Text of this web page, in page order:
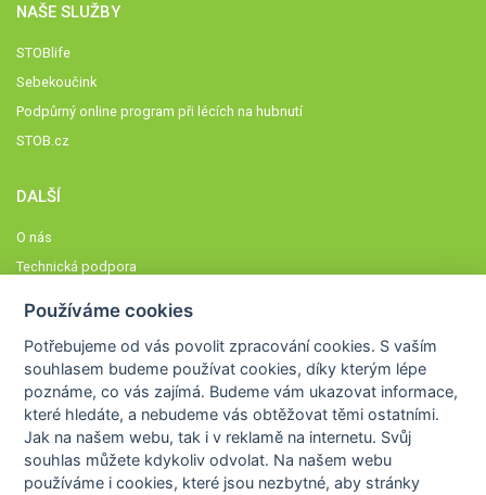
NAŠE SLUŽBY
STOBlife
Sebekoučink
Podpůrný online program při lécích na hubnutí
STOB.cz
DALŠÍ
O nás
Technická podpora
Členové STOBklubu
Zásady nakládání s osobními údaji
Otestujte se
Spočítejte si
Výzva 52
Používáme cookies
Potřebujeme od vás povolit zpracování cookies. S vaším
souhlasem budeme používat cookies, díky kterým lépe
poznáme,co vás zajímá. Budeme vám ukazovat informace,
které hledáte, a nebudeme vás obtěžovat těmi ostatními.
Jak na našem webu, tak i v reklamě na internetu. Svůj
souhlas můžete kdykoliv odvolat. Na našem webu
používáme i cookies, které jsou nezbytné, aby stránky